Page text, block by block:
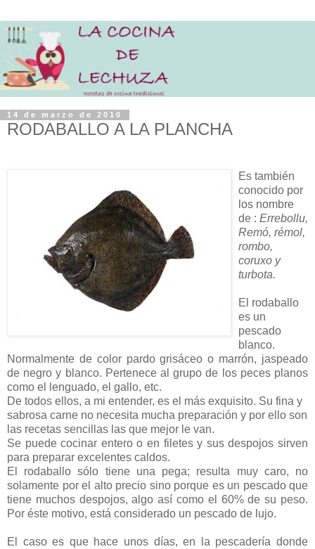
14 de marzo de 2010
RODABALLO A LA PLANCHA
Es también
conocido por
los nombre
de : Errebollu,
Remó, rémol,
rombo,
coruxo y
turbota.
El rodaballo
es un
pescado
blanco.
Normalmente de color pardo grisáceo o marrón, jaspeado
de negro y blanco. Pertenece al grupo de los peces planos
como el lenguado, el gallo, etc.
De todos ellos, a mi entender, es el más exquisito. Su fina y
sabrosa carne no necesita mucha preparación y por ello son
las recetas sencillas las que mejor le van.
Se puede cocinar entero o en filetes y sus despojos sirven
para preparar excelentes caldos.
El rodaballo sólo tiene una pega; resulta muy caro, no
solamente por el alto precio sino porque es un pescado que
tiene muchos despojos, algo así como el 60% de su peso.
Por éste motivo, está considerado un pescado de lujo.
El caso es que hace unos días, en la pescadería donde